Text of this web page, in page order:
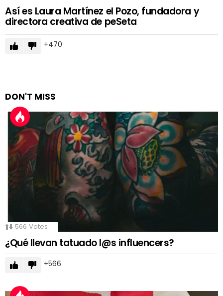
Así es Laura Martínez el Pozo, fundadora y
directora creativa de peSeta
470
DON'T MISS
566 Votes
¿Qué llevan tatuado l@s influencers?
566